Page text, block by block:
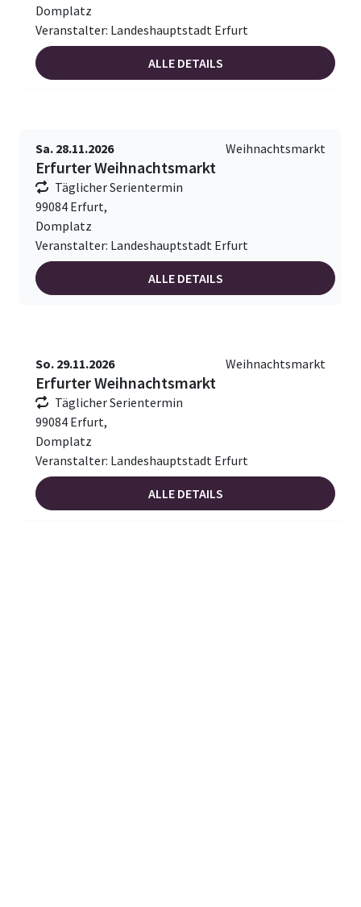
Domplatz
Veranstalter: Landeshauptstadt Erfurt
ALLE DETAILS
Sa. 28.11.2026 Weihnachtsmarkt
Erfurter Weihnachtsmarkt
Täglicher Serientermin
99084 Erfurt,
Domplatz
Veranstalter: Landeshauptstadt Erfurt
ALLE DETAILS
So. 29.11.2026 Weihnachtsmarkt
Erfurter Weihnachtsmarkt
Täglicher Serientermin
99084 Erfurt,
Domplatz
Veranstalter: Landeshauptstadt Erfurt
ALLE DETAILS